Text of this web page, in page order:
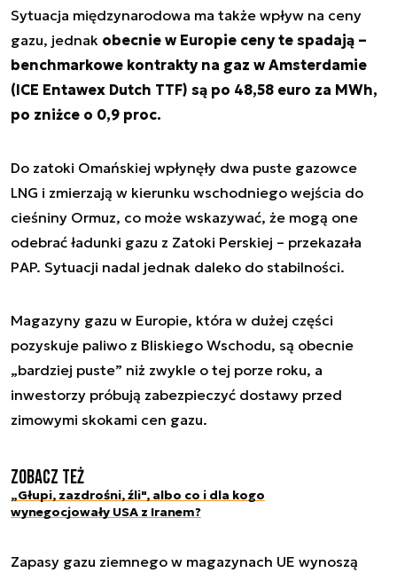
Sytuacja międzynarodowa ma także wpływ na ceny
gazu, jednak obecnie w Europie ceny te spadają –
benchmarkowe kontrakty na gaz w Amsterdamie
(ICE Entawex Dutch TTF) są po 48,58 euro za MWh,
po zniżce o 0,9 proc.
Do zatoki Omańskiej wpłynęły dwa puste gazowce
LNG i zmierzają w kierunku wschodniego wejścia do
cieśniny Ormuz, co może wskazywać, że mogą one
odebrać ładunki gazu z Zatoki Perskiej – przekazała
PAP. Sytuacji nadal jednak daleko do stabilności.
Magazyny gazu w Europie, która w dużej części
pozyskuje paliwo z Bliskiego Wschodu, są obecnie
„bardziej puste” niż zwykle o tej porze roku, a
inwestorzy próbują zabezpieczyć dostawy przed
zimowymi skokami cen gazu.
Zobacz też
„Głupi, zazdrośni, źli", albo co i dla kogo
wynegocjowały USA z Iranem?
Zapasy gazu ziemnego w magazynach UE wynoszą